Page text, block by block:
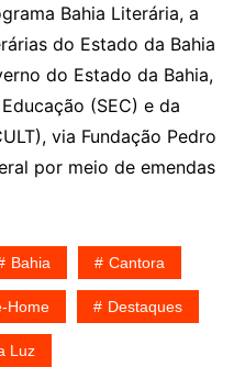
Bahia Literária, a
do Estado da Bahia
do Estado da Bahia,
(SEC) e da
via Fundação Pedro
por meio de emendas
Bahia Cantora
Home Destaques
Luz